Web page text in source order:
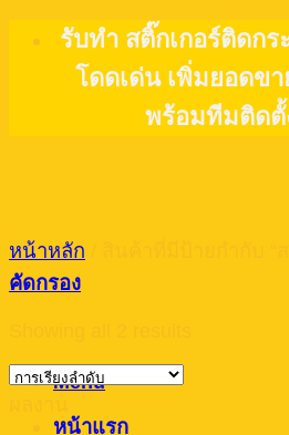
รับทำ สติ๊กเกอร์ติดก
โดดเด่น เพิ่มยอดข
พร้อมทีมติดตั้
Menu
หน้าแรก
หน้าหลัก
คัดกรอง